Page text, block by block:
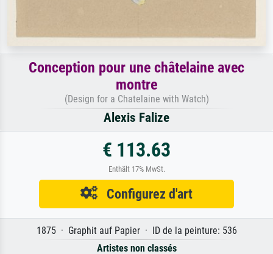
Conception pour une châtelaine avec
montre
(Design for a Chatelaine with Watch)
Alexis Falize
€ 113.63
Enthält 17% MwSt.
Configurez d'art
1875 · Graphit auf Papier · ID de la peinture: 536
Artistes non classés